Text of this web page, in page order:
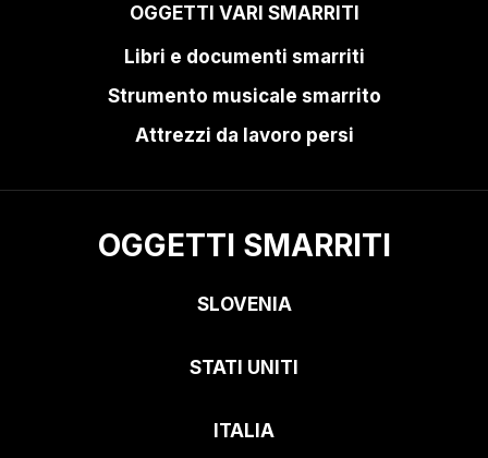
OGGETTI VARI SMARRITI
Libri e documenti smarriti
Strumento musicale smarrito
Attrezzi da lavoro persi
OGGETTI SMARRITI
SLOVENIA
STATI UNITI
ITALIA